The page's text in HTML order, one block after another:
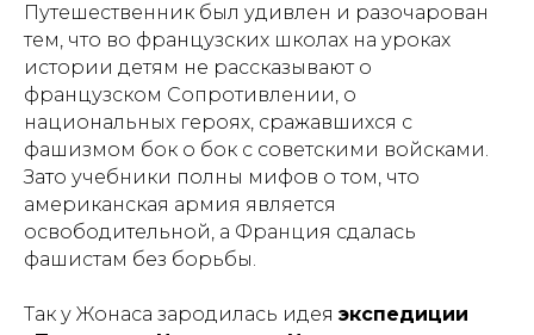
Путешественник был удивлен и разочарован
тем, что во французских школах на уроках
истории детям не рассказывают о
французском Сопротивлении, о
национальных героях, сражавшихся с
фашизмом бок о бок с советскими войсками.
Зато учебники полны мифов о том, что
американская армия является
освободительной, а Франция сдалась
фашистам без борьбы.
Так у Жонаса зародилась идея экспедиции